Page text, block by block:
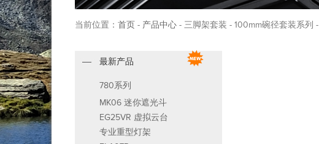
当前位置： 首页 - 产品中心 - 三脚架套装 - 100mm碗径套装系列 -
最新产品
780系列
MK06 迷你遮光斗
EG25VR 虚拟云台
专业重型灯架